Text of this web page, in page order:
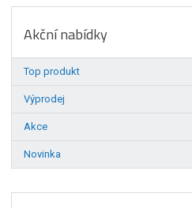
Akční nabídky
Top produkt
Výprodej
Akce
Novinka